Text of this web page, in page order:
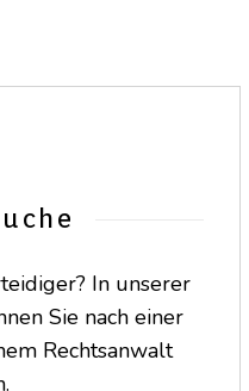
In unserer
Sie nach einer
Rechtsanwalt